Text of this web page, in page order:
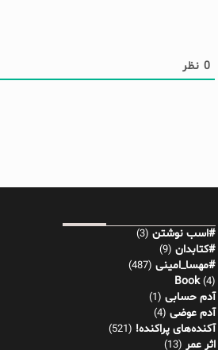
0 نظر
#اسب نوشتن (3)
#کتابدان (9)
#مهسا_امینی (487)
Book(4)
آدم حسابی (1)
آدم عوضی (4)
آکنده‌های پراکنده! (521)
اثر عمر (13)